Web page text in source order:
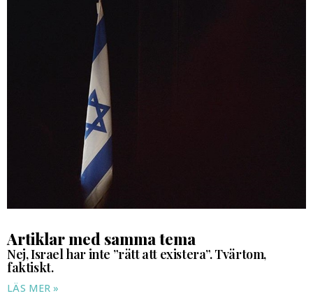
Artiklar med samma tema
Nej, Israel har inte ”rätt att existera”. Tvärtom,
faktiskt.
LÄS MER »